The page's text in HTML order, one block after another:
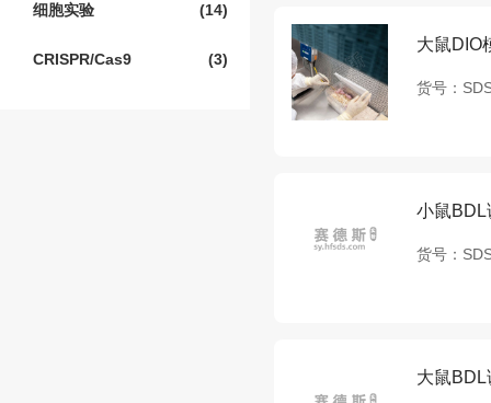
细胞实验 (14)
CRISPR/Cas9 (3)
大鼠DIO
货号：
小鼠BDL
货号：
大鼠